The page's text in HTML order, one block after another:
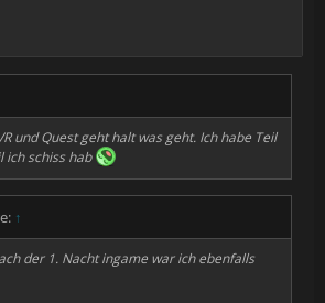
und Quest geht halt was geht. Ich habe Teil
ich schiss hab
↑
der 1. Nacht ingame war ich ebenfalls